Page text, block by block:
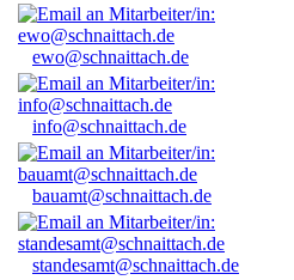
ewo@schnaittach.de
info@schnaittach.de
bauamt@schnaittach.de
standesamt@schnaittach.de